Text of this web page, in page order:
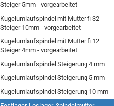
Steiger 5mm - vorgearbeitet
Kugelumlaufspindel mit Mutter fi 32
Steiger 10mm - vorgearbeitet
Kugelumlaufspindel mit Mutter fi 12
Steiger 4mm - vorgearbeitet
Kugelumlaufspindel Steigerung 4 mm
Kugelumlaufspindel Steigerung 5 mm
Kugelumlaufspindel Steigerung 10 mm